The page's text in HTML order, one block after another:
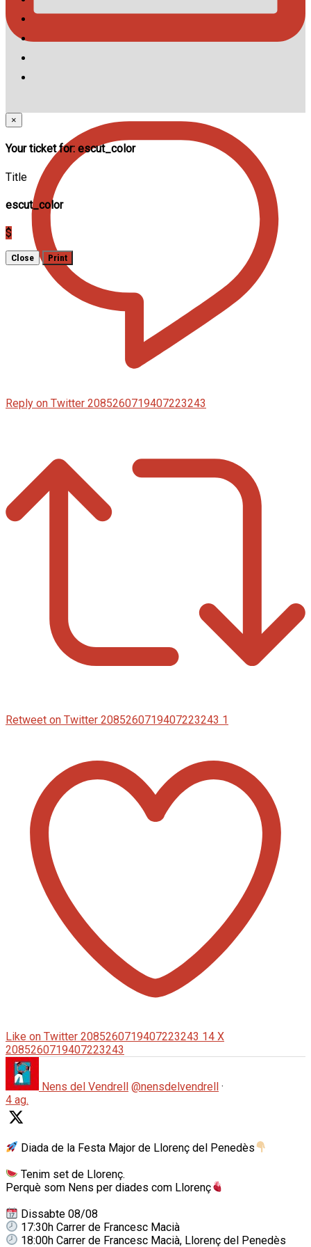
Reply on Twitter 2085260719407223243
Retweet on Twitter 2085260719407223243 1
Like on Twitter 2085260719407223243 14 X
2085260719407223243
Nens del Vendrell @nensdelvendrell ·
4 ag.
Diada de la Festa Major de Llorenç del Penedès
Tenim set de Llorenç.
Perquè som Nens per diades com Llorenç
Dissabte 08/08
17:30h Carrer de Francesc Macià
18:00h Carrer de Francesc Macià, Llorenç del Penedès
×
Your ticket for: escut_color
Title
escut_color
$
Close Print